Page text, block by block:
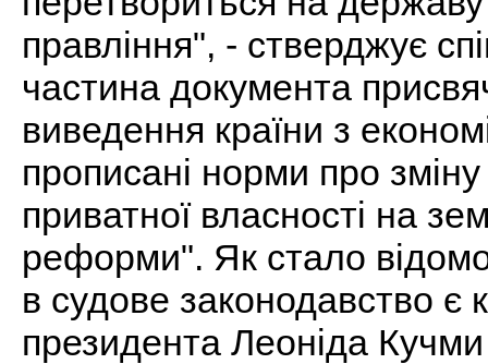
правління", - стверджує
частина документа
виведення країни з
прописані норми про
приватної власності на
реформи". Як стало
в судове законодавство є
президента Леоніда